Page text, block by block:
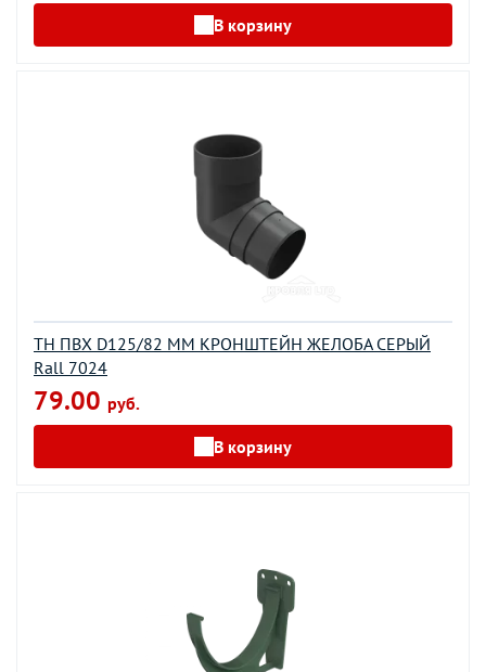
В корзину
ТН ПВХ D125/82 ММ КРОНШТЕЙН ЖЕЛОБА СЕРЫЙ
Rall 7024
79.00 руб.
В корзину